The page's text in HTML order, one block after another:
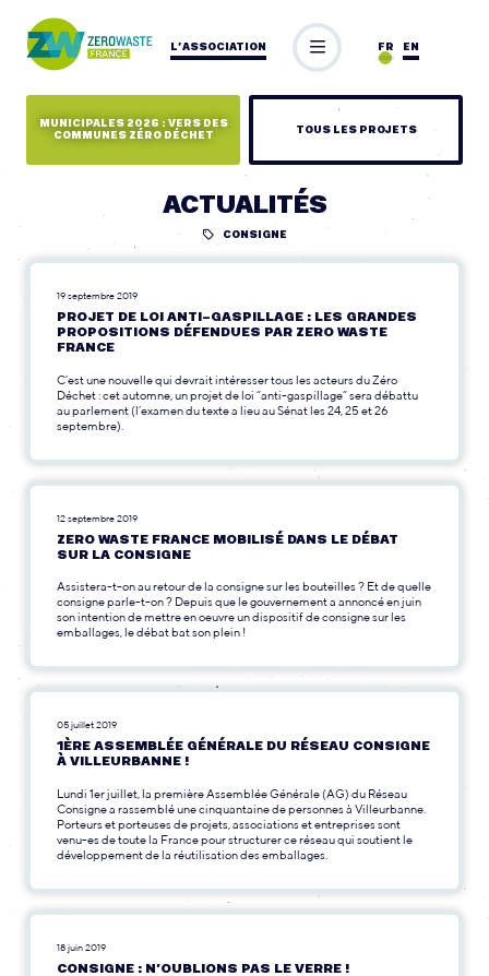
L’ASSOCIATION EN
FR
MUNICIPALES 2026 : VERS DES
COMMUNES ZÉRO DÉCHET
TOUS LES PROJETS
ACTUALITÉS
CONSIGNE
19 septembre 2019
PROJET DE LOI ANTI-GASPILLAGE : LES GRANDES
PROPOSITIONS DÉFENDUES PAR ZERO WASTE
FRANCE
C’est une nouvelle qui devrait intéresser tous les acteurs du Zéro
Déchet : cet automne, un projet de loi “anti-gaspillage” sera débattu
au parlement (l’examen du texte a lieu au Sénat les 24, 25 et 26
septembre).
12 septembre 2019
ZERO WASTE FRANCE MOBILISÉ DANS LE DÉBAT
SUR LA CONSIGNE
Assistera-t-on au retour de la consigne sur les bouteilles ? Et de quelle
consigne parle-t-on ? Depuis que le gouvernement a annoncé en juin
son intention de mettre en oeuvre un dispositif de consigne sur les
emballages, le débat bat son plein !
05 juillet 2019
1ÈRE ASSEMBLÉE GÉNÉRALE DU RÉSEAU CONSIGNE
À VILLEURBANNE !
Lundi 1er juillet, la première Assemblée Générale (AG) du Réseau
Consigne a rassemblé une cinquantaine de personnes à Villeurbanne.
Porteurs et porteuses de projets, associations et entreprises sont
venu-es de toute la France pour structurer ce réseau qui soutient le
développement de la réutilisation des emballages.
18 juin 2019
CONSIGNE : N’OUBLIONS PAS LE VERRE !